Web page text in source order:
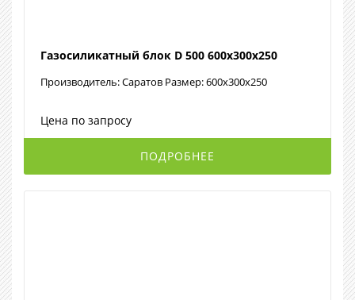
Газосиликатный блок D 500 600х300х250
Производитель: Саратов Размер: 600х300х250
Цена по запросу
ПОДРОБНЕЕ